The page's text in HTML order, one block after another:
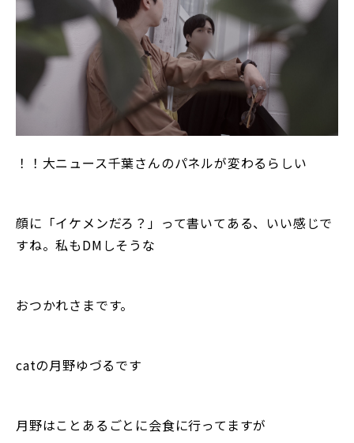
！！大ニュース千葉さんのパネルが変わるらしい
顔に「イケメンだろ？」って書いてある、いい感じで
すね。私もDMしそうな
おつかれさまです。
catの月野ゆづるです
月野はことあるごとに会食に行ってますが